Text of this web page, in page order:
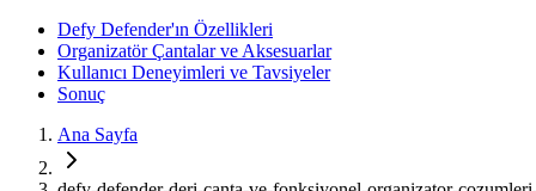
Defy Defender'ın Özellikleri
Organizatör Çantalar ve Aksesuarlar
Kullanıcı Deneyimleri ve Tavsiyeler
Sonuç
Ana Sayfa